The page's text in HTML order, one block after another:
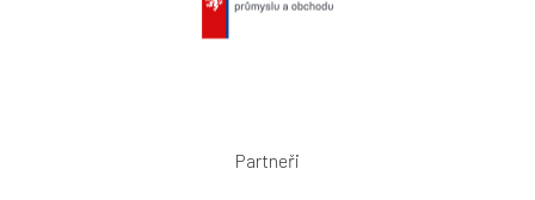
Partneři